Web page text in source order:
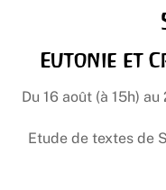
Eutonie et
Du 16 août (à 15h)
Etude de textes de